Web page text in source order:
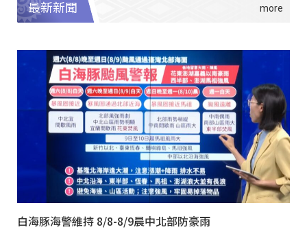
最新新聞
白海豚海警維持 8/8-8/9晨中北部防豪雨